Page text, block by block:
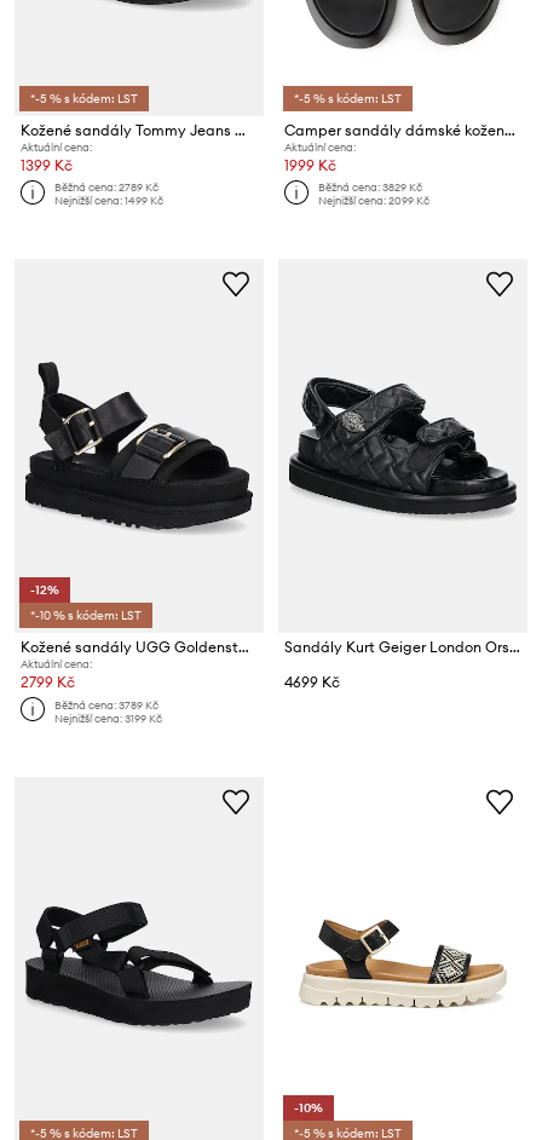
*-5 % s kódem: LST
Kožené sandály Tommy Jeans WEDGY STRAPPY SANDAL
Aktuální cena:
1399 Kč
Běžná cena:2789 Kč
Nejnižší cena:1499 Kč
*-5 % s kódem: LST
Camper sandály dámské kožené TWS
Aktuální cena:
1999 Kč
Běžná cena:3829 Kč
Nejnižší cena:2099 Kč
-12%
*-10 % s kódem: LST
Kožené sandály UGG Goldenstar Villa
Aktuální cena:
2799 Kč
Běžná cena:3789 Kč
Nejnižší cena:3199 Kč
Sandály Kurt Geiger London Orson
4699 Kč
*-5 % s kódem: LST
-10%
*-5 % s kódem: LST